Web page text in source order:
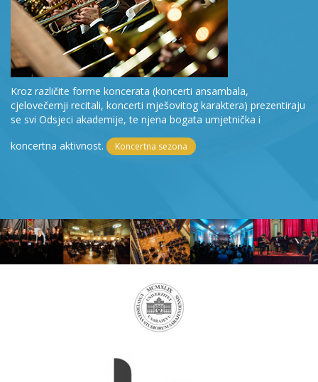
Kroz različite forme koncerata (koncerti ansambala,
cjelovečernji recitali, koncerti mješovitog karaktera) prezentiraju
se svi Odsjeci akademije, te njena bogata umjetnička i
koncertna aktivnost.
Koncertna sezona